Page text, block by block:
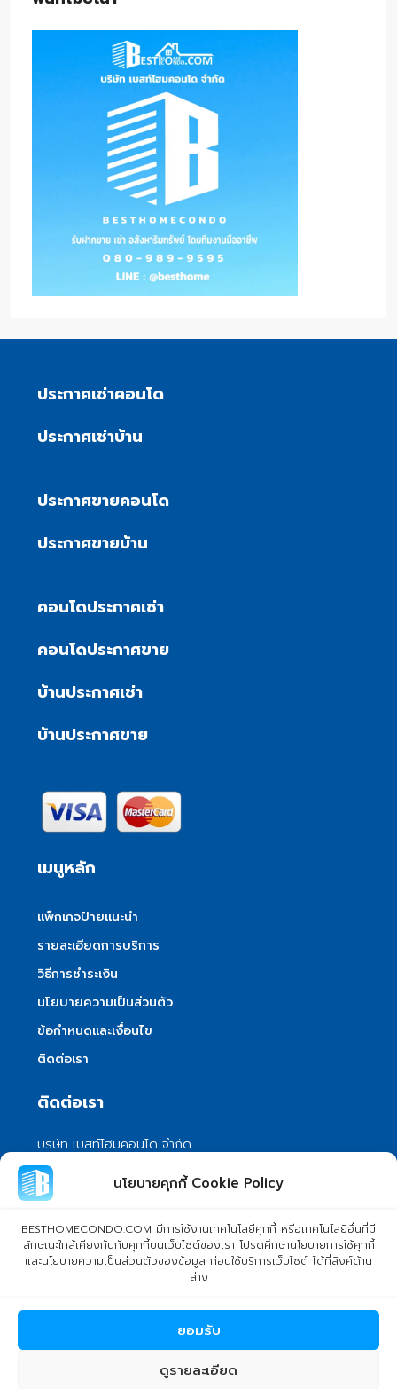
นโยบายคุกกี้ Cookie Policy
BESTHOMECONDO.COM มีการใช้งานเทคโนโลยีคุกกี้ หรือเทคโนโลยีอื่นที่มี
ลักษณะใกล้เคียงกันกับคุกกี้บนเว็บไซต์ของเรา โปรดศึกษานโยบายการใช้คุกกี้
และนโยบายความเป็นส่วนตัวของข้อมูล ก่อนใช้บริการเว็บไซต์ ได้ที่ลิงค์ด้าน
ล่าง
ยอมรับ
ดูรายละเอียด
ประกาศเช่าคอนโด
ประกาศเช่าบ้าน
ประกาศขายคอนโด
ประกาศขายบ้าน
คอนโดประกาศเช่า
คอนโดประกาศขาย
บ้านประกาศเช่า
บ้านประกาศขาย
เมนูหลัก
แพ็กเกจป้ายแนะนำ
รายละเอียดการบริการ
วิธีการชำระเงิน
นโยบายความเป็นส่วนตัว
ข้อกำหนดและเงื่อนไข
ติดต่อเรา
ติดต่อเรา
บริษัท เบสท์โฮมคอนโด จำกัด
101/399 หมู่ 7 แขวงลําผักชี เขตหนองจอก
กรุงเทพมหานคร 10530
info@besthomecondo.com
© Copyright 2024 BESTHOMECONDO CO., LTD. - All rights